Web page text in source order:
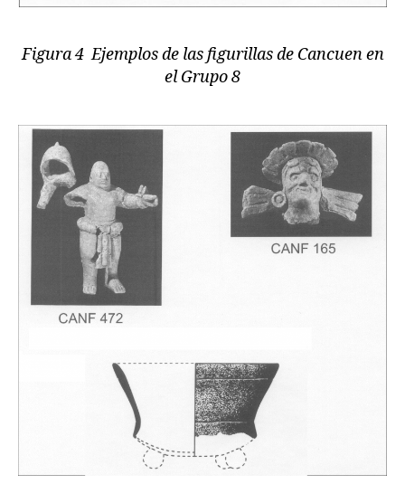
Figura 4 Ejemplos de las figurillas de Cancuen en
el Grupo 8